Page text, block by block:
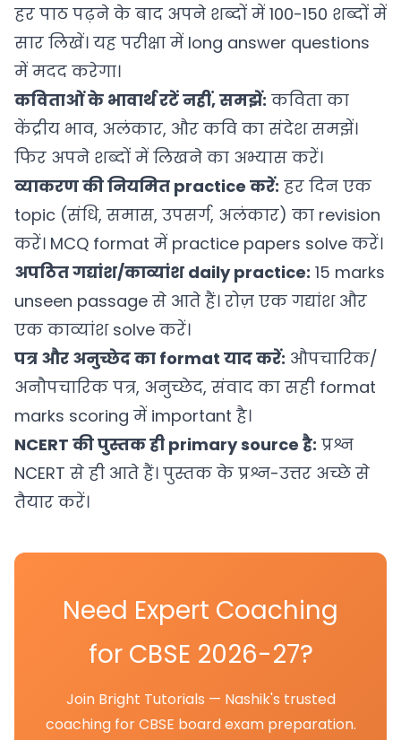
हर पाठ पढ़ने के बाद अपने शब्दों में 100-150 शब्दों में
सार लिखें। यह परीक्षा में long answer questions
में मदद करेगा।
कविताओं के भावार्थ रटें नहीं, समझें: कविता का
केंद्रीय भाव, अलंकार, और कवि का संदेश समझें।
फिर अपने शब्दों में लिखने का अभ्यास करें।
व्याकरण की नियमित practice करें: हर दिन एक
topic (संधि, समास, उपसर्ग, अलंकार) का revision
करें। MCQ format में practice papers solve करें।
अपठित गद्यांश/काव्यांश daily practice: 15 marks
unseen passage से आते हैं। रोज़ एक गद्यांश और
एक काव्यांश solve करें।
पत्र और अनुच्छेद का format याद करें: औपचारिक/
अनौपचारिक पत्र, अनुच्छेद, संवाद का सही format
marks scoring में important है।
NCERT की पुस्तक ही primary source है: प्रश्न
NCERT से ही आते हैं। पुस्तक के प्रश्न-उत्तर अच्छे से
तैयार करें।
Need Expert Coaching
for CBSE 2026-27?
Join Bright Tutorials — Nashik's trusted
coaching for CBSE board exam preparation.